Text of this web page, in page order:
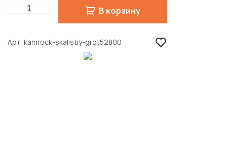
Quantity В корзину
Арт kamrock-skalistiy-grot52800